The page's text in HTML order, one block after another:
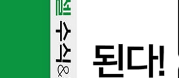
다! } [셀 서식] 대화상자에서 셀 서식 지정하
다! } 사용자 지정 서식을 만들어 셀 서식 지
다! } 판매 실적 상승률에 세모 증감 표시 입
건부 서식으로 데이터 강조하기
다! } 목표 금액을 초과하면 셀 강조 표시하